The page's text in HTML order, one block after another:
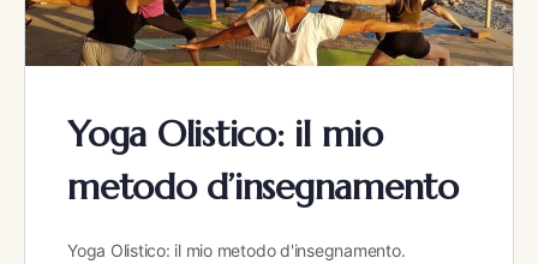
Yoga Olistico: il mio
metodo d’insegnamento
Yoga Olistico: il mio metodo d'insegnamento.